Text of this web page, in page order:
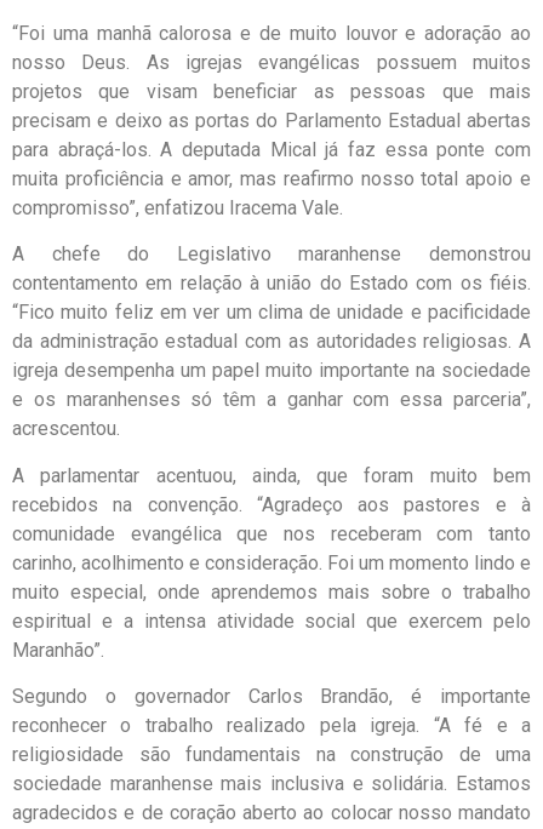
“Foi uma manhã calorosa e de muito louvor e adoração ao
nosso Deus. As igrejas evangélicas possuem muitos
projetos que visam beneficiar as pessoas que mais
precisam e deixo as portas do Parlamento Estadual abertas
para abraçá-los. A deputada Mical já faz essa ponte com
muita proficiência e amor, mas reafirmo nosso total apoio e
compromisso”, enfatizou Iracema Vale.
A chefe do Legislativo maranhense demonstrou
contentamento em relação à união do Estado com os fiéis.
“Fico muito feliz em ver um clima de unidade e pacificidade
da administração estadual com as autoridades religiosas. A
igreja desempenha um papel muito importante na sociedade
e os maranhenses só têm a ganhar com essa parceria”,
acrescentou.
A parlamentar acentuou, ainda, que foram muito bem
recebidos na convenção. “Agradeço aos pastores e à
comunidade evangélica que nos receberam com tanto
carinho, acolhimento e consideração. Foi um momento lindo e
muito especial, onde aprendemos mais sobre o trabalho
espiritual e a intensa atividade social que exercem pelo
Maranhão”.
Segundo o governador Carlos Brandão, é importante
reconhecer o trabalho realizado pela igreja. “A fé e a
religiosidade são fundamentais na construção de uma
sociedade maranhense mais inclusiva e solidária. Estamos
agradecidos e de coração aberto ao colocar nosso mandato